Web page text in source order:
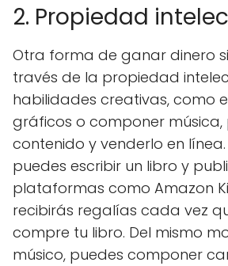
2. Propiedad
Otra forma de ganar dinero
través de la propiedad
habilidades creativas, como
gráficos o componer
contenido y venderlo en
puedes escribir un libro y
plataformas como Amazon
recibirás regalías cada vez
compre tu libro. Del mismo
músico, puedes componer